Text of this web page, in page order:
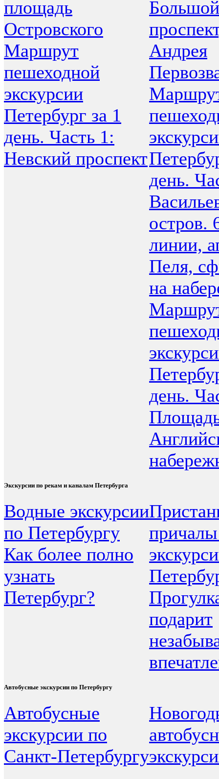
площадь
Островского
Маршрут
пешеходной
экскурсии
Петербург за 1
день. Часть 1:
Невский проспект
Большой
Андрея
день.
остров.
линии,
Пеля,
на
день.
Экскурсии по рекам и каналам Петербурга
Водные экскурсии
по Петербургу
Как более полно
узнать
Петербург?
подарит
Автобусные экскурсии по Петербургу
Автобусные
экскурсии по
Санкт-Петербургу